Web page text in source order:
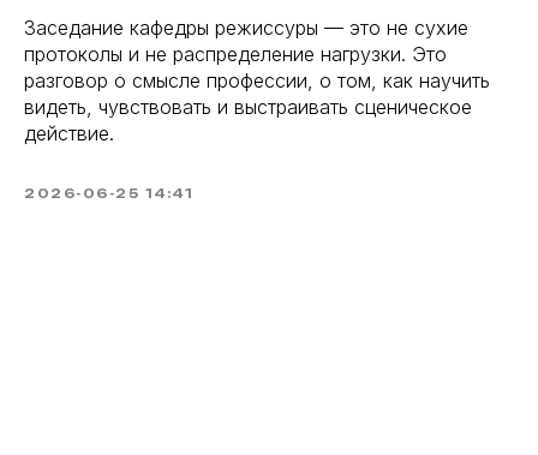
Заседание кафедры режиссуры — это не сухие
протоколы и не распределение нагрузки. Это
разговор о смысле профессии, о том, как научить
видеть, чувствовать и выстраивать сценическое
действие.
2026-06-25 14:41